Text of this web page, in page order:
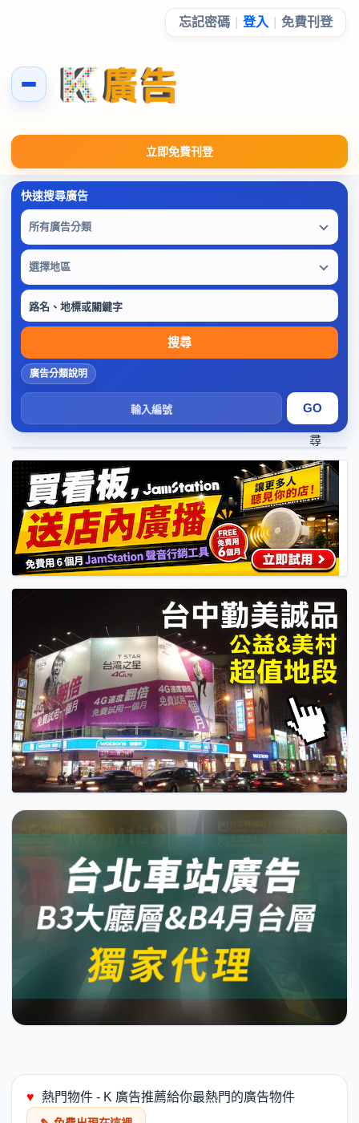
立即免費刊登
忘記密碼 登入 免費刊登
所有廣告分類
選擇地區
搜尋
廣告分類說明
搜
尋
1
2
3
4
5
6
♥ 熱門物件 - K 廣告推薦給你最熱門的廣告物件